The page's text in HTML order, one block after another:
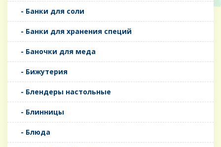
- Банки для соли
- Банки для хранения специй
- Баночки для меда
- Бижутерия
- Блендеры настольные
- Блинницы
- Блюда